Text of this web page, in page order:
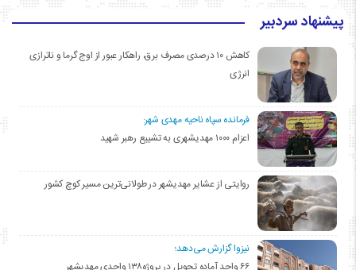
پیشنهاد سردبیر
کاهش ۱۰ درصدی مصرف برق، راهکار عبور از اوج گرما و ناترازی
انرژی
فرمانده سپاه ناحیه مهدی شهر:
اعزام ۱۰۰۰ مهدیشهری به تشییع رهبر شهید
روایتی از عشایر مهدیشهر در طولانی‌ترین مسیر کوچ کشور
نیزوا گزارش می‌دهد؛
۶۶ واحد آماده تحویل در پروژه۱۳۸ واحدی مهدیشهر